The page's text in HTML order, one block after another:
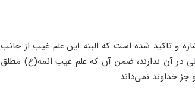
و تاکید شده است که البته این علم غیب از جانب
در آن ندارند، ضمن آن که علم غیب ائمه(ع) مطلق